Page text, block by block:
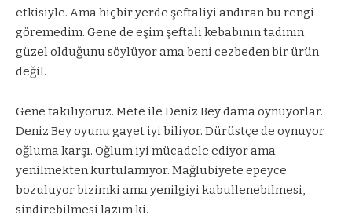
etkisiyle. Ama hiçbir yerde şeftaliyi andıran bu rengi
göremedim. Gene de eşim şeftali kebabının tadının
güzel olduğunu söylüyor ama beni cezbeden bir ürün
değil.
Gene takılıyoruz. Mete ile Deniz Bey dama oynuyorlar.
Deniz Bey oyunu gayet iyi biliyor. Dürüstçe de oynuyor
oğluma karşı. Oğlum iyi mücadele ediyor ama
yenilmekten kurtulamıyor. Mağlubiyete epeyce
bozuluyor bizimki ama yenilgiyi kabullenebilmesi,
sindirebilmesi lazım ki.